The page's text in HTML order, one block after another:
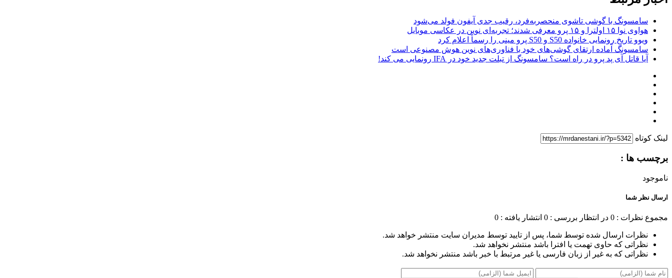
سامسونگ با گوشی تاشوی منحصربه‌فرد، رقیب جدی آیفون فولد می‌شود
هواوی نوا ۱۵ اولترا و ۱۵ پرو معرفی شدند؛ تجربه‌ای نوین در عکاسی موبایل
ویوو تاریخ رونمایی خانواده S50 و S50 پرو مینی را رسماً اعلام کرد
سامسونگ آماده ارتقای گوشی‌های خود با فناوری‌های نوین هوش مصنوعی است
آیا قاتل آی پد پرو در راه است؟ سامسونگ از تبلت جدید خود در IFA رونمایی می کند!
لینک کوتاه
برچسب ها :
ناموجود
ارسال نظر شما
مجموع نظرات : 0 در انتظار بررسی : 0 انتشار یافته : 0
نظرات ارسال شده توسط شما، پس از تایید توسط مدیران سایت منتشر خواهد شد.
نظراتی که حاوی تهمت یا افترا باشد منتشر نخواهد شد.
نظراتی که به غیر از زبان فارسی یا غیر مرتبط با خبر باشد منتشر نخواهد شد.